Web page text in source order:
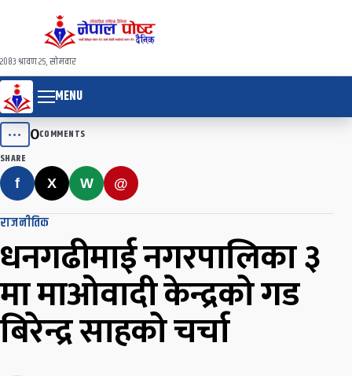
२०८३ श्रावण २५, सोमवार
MENU
••• 0COMMENTS
SHARE
f X W @
राजनीतिक
धनगढीमाई नगरपालिका ३
मा माओवादी केन्द्रको गड
बिरेन्द्र साहको चर्चा